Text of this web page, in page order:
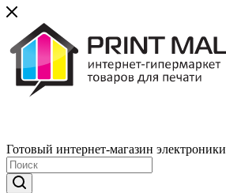
Готовый интернет-магазин электроники